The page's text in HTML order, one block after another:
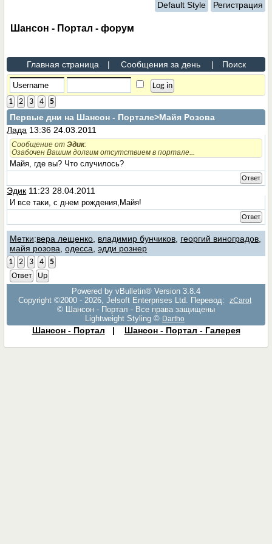
Default Style Регистрация
Шансон - Портал - форум
Главная страница | Сообщения за день | Поиск
1 2 3 4 5
Первые дни на Шансон - Портале>Майя Розова
Лада 13:36 24.03.2011
Сообщение отЭдик:
Озабочен Вашим долгим отсутствием в портале...
Майя, где вы? Что случилось?
Ответ
Эдик 11:23 28.04.2011
И все таки, с днем рождения,Майя!
Ответ
Метки:вера лещенко владимир бунчиков георгий виноградов
майя розова ,одесса ,эдди рознер
1 2 3 4
5
Ответ
Up
Powered by vBulletin® Version 3.8.4
Copyright ©2000 - 2026, Jelsoft Enterprises Ltd. Перевод:
zCarot
© Шансон - Портал - Все права защищены
Lightweight Styling © Dartho
Шансон - Портал | Шансон - Портал - Галерея